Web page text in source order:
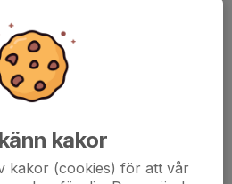
kakor
kakor (cookies) för att vår